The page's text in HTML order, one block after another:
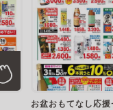
お盆おもてなし応